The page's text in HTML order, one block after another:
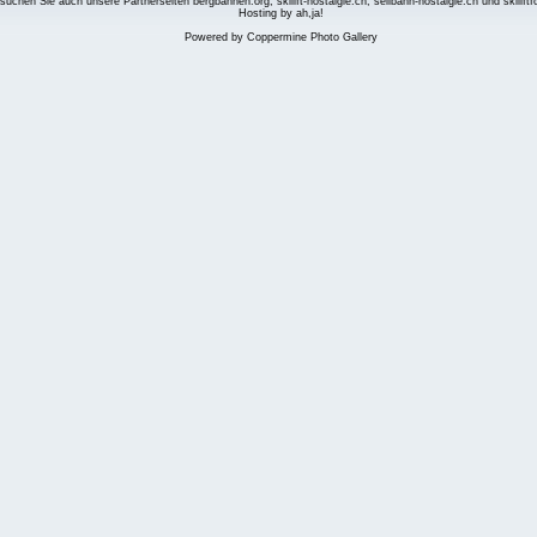
Hosting by ah,ja!
Powered by Coppermine Photo Gallery